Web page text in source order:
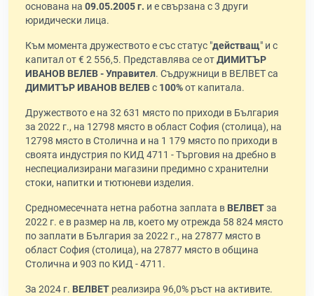
основана на 09.05.2005 г. и е свързана с 3 други
юридически лица.
Към момента дружеството е със статус "действащ" и с
капитал от € 2 556,5. Представлява се отДИМИТЪР
ИВАНОВ ВЕЛЕВ - Управител. Съдружници в ВЕЛВЕТ са
ДИМИТЪР ИВАНОВ ВЕЛЕВс 100%от капитала.
Дружеството е на 32 631 място по приходи в България
за 2022 г., на 12798 място в област София (столица), на
12798 място в Столична и на 1 179 място по приходи в
своята индустрия по КИД 4711 - Търговия на дребно в
неспециализирани магазини предимно с хранителни
стоки, напитки и тютюневи изделия.
Средномесечната нетна работна заплата в ВЕЛВЕТза
2022 г. е в размер на лв, което му отрежда 58 824 място
по заплати в България за 2022 г., на 27877 място в
област София (столица), на 27877 място в община
Столична и 903 по КИД - 4711.
За 2024 г. ВЕЛВЕТ реализира 96,0% ръст на активите.